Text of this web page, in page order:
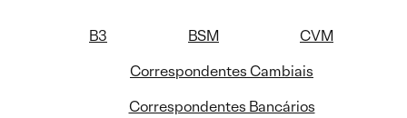
B3 BSM
CVM
Correspondentes Cambiais
Correspondentes Bancários